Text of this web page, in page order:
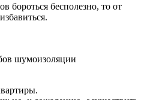
бороться бесполезно, то от
шумоизоляции